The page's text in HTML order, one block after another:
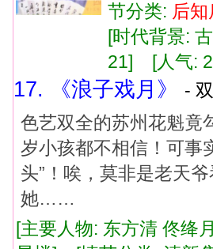
节分类: 后知
[时代背景:
21] [人气:
17. 《浪子戏月》
-
色艺双全的苏州花魁竟
岁小孩都不相信！可事
头”！唉，莫非是老天
她……
[主要人物: 东方清 佟绛